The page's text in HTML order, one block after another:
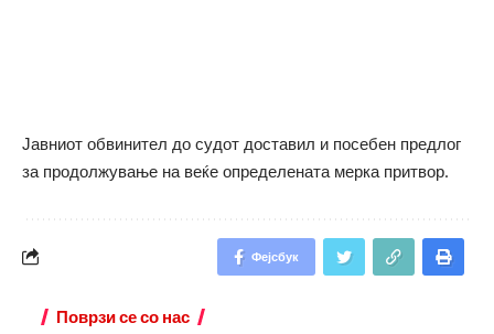
Јавниот обвинител до судот доставил и посебен предлог
за продолжување на веќе определената мерка притвор.
Фејсбук
Поврзи се со нас